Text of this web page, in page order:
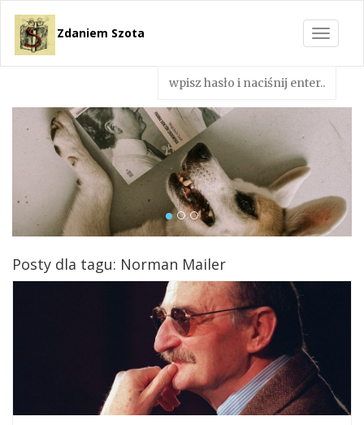
Toggle
Zdaniem Szota
Posty dla tagu: Norman Mailer